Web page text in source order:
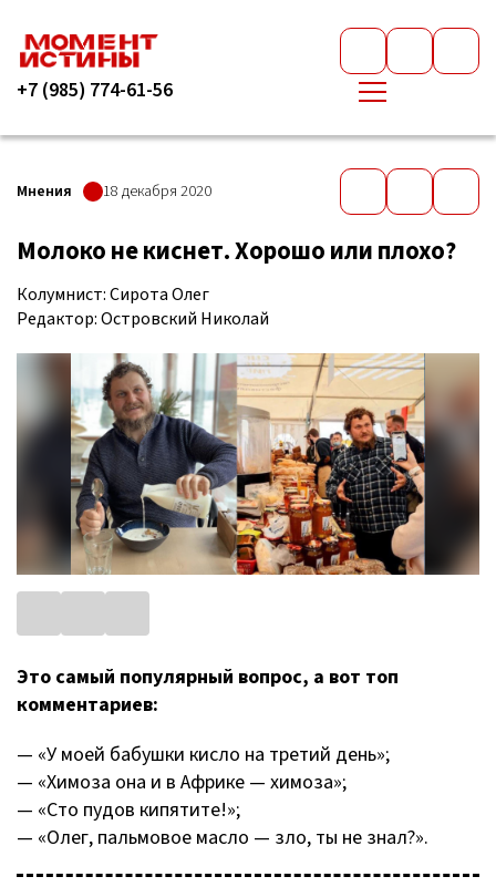
+7 (985) 774-61-56
Мнения 18 декабря 2020
Молоко не киснет. Хорошо или плохо?
Колумнист: Сирота Олег
Редактор: Островский Николай
Это самый популярный вопрос, а вот топ
комментариев:
— «У моей бабушки кисло на третий день»;
— «Химоза она и в Африке — химоза»;
— «Сто пудов кипятите!»;
— «Олег, пальмовое масло — зло, ты не знал?».